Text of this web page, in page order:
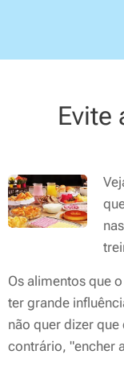
Evite
Os alimentos que
ter grande
não quer dizer
contrário, "encher